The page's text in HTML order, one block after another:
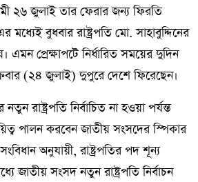
২৬ জুলাই তার ফেরার জন্য ফিরতি
মধ্যেই বুধবার রাষ্ট্রপতি মো. সাহাবুদ্দিনের
প্রেক্ষাপটে নির্ধারিত সময়ের দুদিন
(২৪ জুলাই) দুপুরে দেশে ফিরেছেন।
রাষ্ট্রপতি নির্বাচিত না হওয়া পর্যন্ত
পালন করবেন জাতীয় সংসদের স্পিকার
অনুযায়ী, রাষ্ট্রপতির পদ শূন্য
জাতীয় সংসদ নতুন রাষ্ট্রপতি নির্বাচন